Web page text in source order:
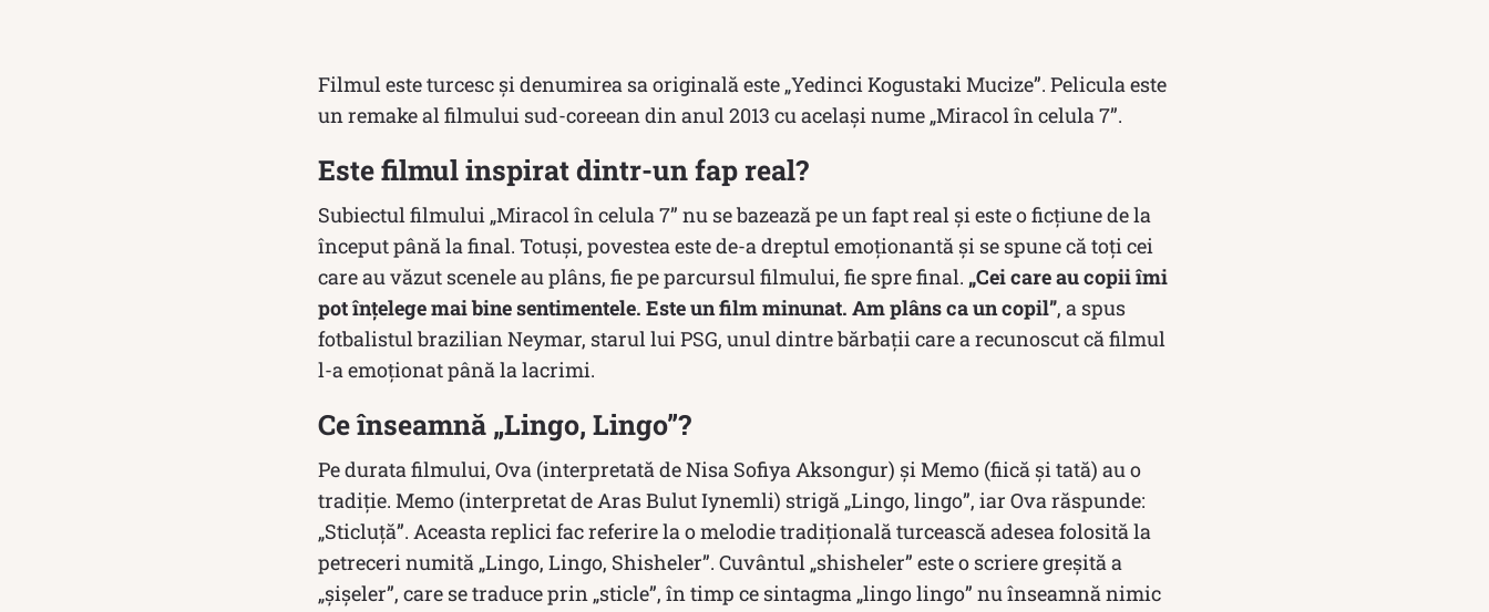
Filmul este turcesc și denumirea sa originală este „Yedinci Kogustaki Mucize”. Pelicula este
un remake al filmului sud-coreean din anul 2013 cu același nume „Miracol în celula 7”.
Este filmul inspirat dintr-un fap real?
Subiectul filmului „Miracol în celula 7” nu se bazează pe un fapt real și este o ficțiune de la
început până la final. Totuși, povestea este de-a dreptul emoționantă și se spune că toți cei
care au văzut scenele au plâns, fie pe parcursul filmului, fie spre final. „Cei care au copii îmi
pot înțelege mai bine sentimentele. Este un film minunat. Am plâns ca un copil”, a spus
fotbalistul brazilian Neymar, starul lui PSG, unul dintre bărbații care a recunoscut că filmul
l-a emoționat până la lacrimi.
Ce înseamnă „Lingo, Lingo”?
Pe durata filmului, Ova (interpretată de Nisa Sofiya Aksongur) și Memo (fiică și tată) au o
tradiție. Memo (interpretat de Aras Bulut Iynemli) strigă „Lingo, lingo”, iar Ova răspunde:
„Sticluță”. Aceasta replici fac referire la o melodie tradițională turcească adesea folosită la
petreceri numită „Lingo, Lingo, Shisheler”. Cuvântul „shisheler” este o scriere greșită a
„șișeler”, care se traduce prin „sticle”, în timp ce sintagma „lingo lingo” nu înseamnă nimic